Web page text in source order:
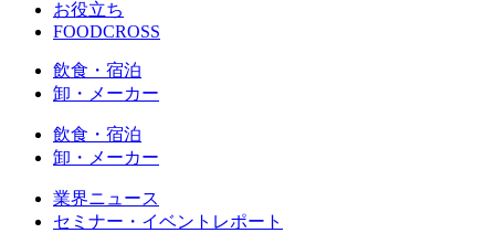
お役立ち
FOODCROSS
飲食・宿泊
卸・メーカー
飲食・宿泊
卸・メーカー
業界ニュース
セミナー・イベントレポート